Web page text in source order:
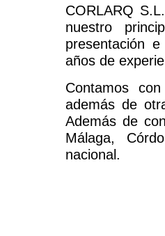
CORLARQ S.L
nuestro
presentación
años de
Contamos
además de
Además de
Málaga,
nacional.